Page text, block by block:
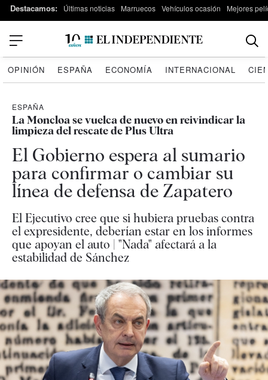
Destacamos: Últimas noticias Marruecos Vehículos ocasión Mejores
OPINIÓN ESPAÑA ECONOMÍA INTERNACIONAL
ESPAÑA
La Moncloa se vuelca de nuevo en reivindicar la
limpieza del rescate de Plus Ultra
El Gobierno espera al sumario
para confirmar o cambiar su
línea de defensa de Zapatero
El Ejecutivo cree que si hubiera pruebas contra
el expresidente, deberían estar en los informes
que apoyan el auto | "Nada" afectará a la
estabilidad de Sánchez